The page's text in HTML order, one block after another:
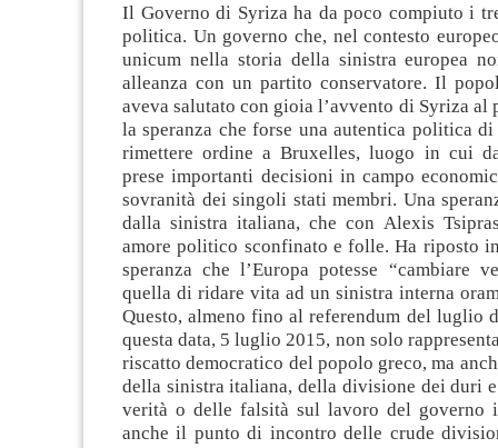
Il Governo di Syriza ha da poco compiuto i
politica. Un governo che, nel contesto
unicum nella storia della sinistra europea
alleanza con un partito conservatore. Il
aveva salutato con gioia l’avvento di Syriza al
la speranza che forse una autentica politica di
rimettere ordine a Bruxelles, luogo in cui
prese importanti decisioni in campo
sovranità dei singoli stati membri. Una
dalla sinistra italiana, che con Alexis
amore politico sconfinato e folle. Ha riposto
speranza che l’Europa potesse “cambiare
quella di ridare vita ad un sinistra interna
Questo, almeno fino al referendum del luglio
questa data, 5 luglio 2015, non solo
riscatto democratico del popolo greco, ma
della sinistra italiana, della divisione dei duri
verità o delle falsità sul lavoro del governo
anche il punto di incontro delle crude